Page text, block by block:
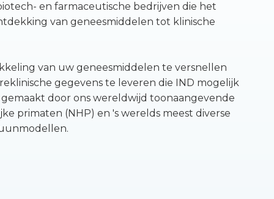
en farmaceutische bedrijven die het
van geneesmiddelen tot klinische
van uw geneesmiddelen te versnellen
gegevens te leveren die IND mogelijk
door ons wereldwijd toonaangevende
primaten (NHP) en 's werelds meest diverse